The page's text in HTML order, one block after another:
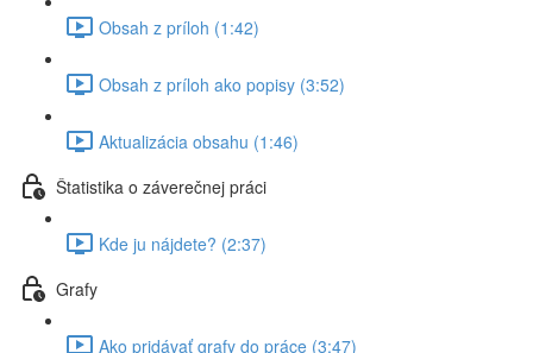
Obsah z príloh (1:42)
Obsah z príloh ako popisy (3:52)
Aktualizácia obsahu (1:46)
Štatistika o záverečnej práci
Kde ju nájdete? (2:37)
Grafy
Ako pridávať grafy do práce (3:47)